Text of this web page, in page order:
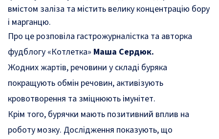
вмістом заліза та містить велику концентрацію бору
і марганцю.
Про це розповіла гастрожурналістка та авторка
фудблогу «Котлетка» Маша Сердюк.
Жодних жартів, речовини у складі буряка
покращують обмін речовин, активізують
кровотворення та зміцнюють імунітет.
Крім того, бурячки мають позитивний вплив на
роботу мозку. Дослідження показують, що